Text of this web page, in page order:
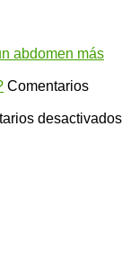
abdomen más
Comentarios
desactivadosen